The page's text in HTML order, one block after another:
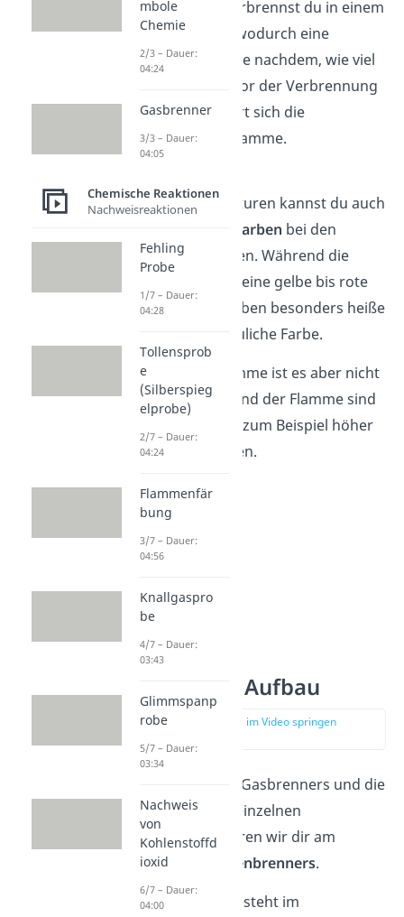
Einfach gesagt, verbrennst du in einem
Gasbrenner Gas, wodurch eine
Flamme entsteht. Je nachdem, wie viel
Luft du dem Gas vor der Verbrennung
zuführst, verändert sich die
Temperatur der Flamme.
Flammentemperaturen kannst du auch
Farben bei den
Flammen feststellen. Während die
meisten Flammen eine gelbe bis rote
Farbe besitzen, haben besonders heiße
Flammen eine bläuliche Farbe.
Innerhalb der Flamme ist es aber nicht
gleich heiß. Am Rand der Flamme sind
die Temperaturen zum Beispiel höher
als in ihrem Inneren.
Gasbrenner Aufbau
zur Stelle im Video springen
Den Aufbau eines Gasbrenners und die
Beschriftung der einzelnen
Bestandteile erklären wir dir am
Beispiel des
Bunsenbrenners.
Ein Gasbrenner besteht im
mbole
Chemie
2/3 – Dauer:
04:24
Gasbrenner
3/3 – Dauer:
04:05
Chemische Reaktionen
Nachweisreaktionen
Fehling
Probe
1/7 – Dauer:
04:28
Tollensprob
e
(Silberspieg
elprobe)
2/7 – Dauer:
04:24
Flammenfär
bung
3/7 – Dauer:
04:56
Knallgaspro
be
4/7 – Dauer:
03:43
Glimmspanp
robe
5/7 – Dauer:
03:34
Nachweis
von
Kohlenstoffd
ioxid
6/7 – Dauer:
04:00